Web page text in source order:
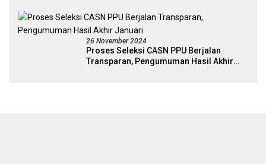
26 November 2024
Proses Seleksi CASN PPU Berjalan
Transparan, Pengumuman Hasil Akhir